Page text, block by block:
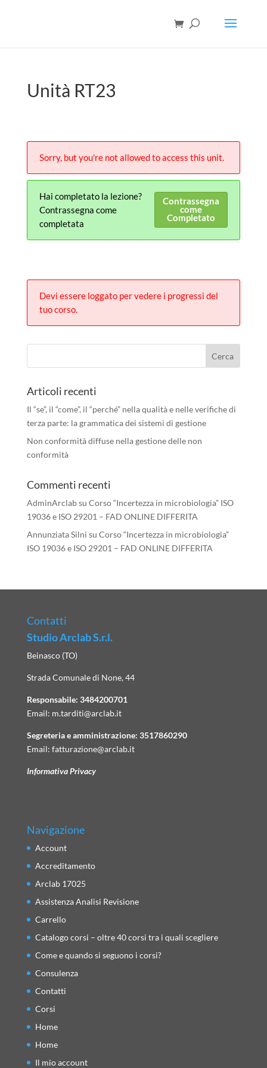
Unità RT23
Sorry, but you're not allowed to access this unit.
Hai completato la lezione?
Contrassegna come
completata
Contrassegna
come
Completato
Devi essere loggato per vedere i progressi del
tuo corso.
Articoli recenti
Il “se”, il “come”, il “perché” nella qualità e nelle verifiche di
terza parte: la grammatica dei sistemi di gestione
Non conformità diffuse nella gestione delle non
conformità
Commenti recenti
AdminArclabsu Corso “Incertezza in microbiologia” ISO
19036 e ISO 29201 – FAD ONLINE DIFFERITA
Annunziata Silni su Corso “Incertezza in microbiologia”
ISO 19036 e ISO 29201 – FAD ONLINE DIFFERITA
Contatti
Studio Arclab S.r.l.
Beinasco (TO)
Strada Comunale di None, 44
Responsabile: 3484200701
Email: m.tarditi@arclab.it
Segreteria e amministrazione: 3517860290
Email: fatturazione@arclab.it
Informativa Privacy
Navigazione
Account
Accreditamento
Arclab 17025
Assistenza Analisi Revisione
Carrello
Catalogo corsi – oltre 40 corsi tra i quali scegliere
Come e quando si seguono i corsi?
Consulenza
Contatti
Corsi
Home
Home
Il mio account